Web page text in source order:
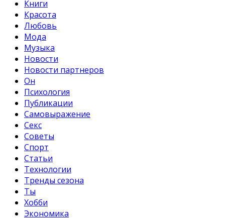
Книги
Красота
Любовь
Мода
Музыка
Новости
Новости партнеров
Он
Психология
Публикации
Самовыражение
Секс
Советы
Спорт
Статьи
Технологии
Тренды сезона
Ты
Хобби
Экономика